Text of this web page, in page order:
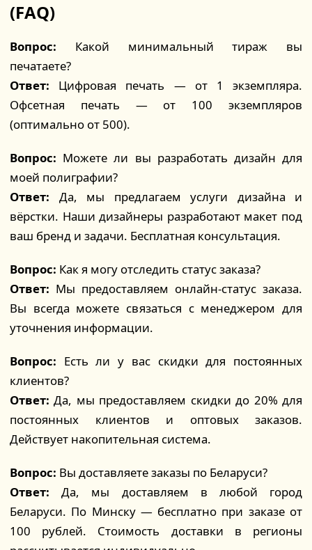
(FAQ)
Вопрос: Какой минимальный тираж вы
печатаете?
Ответ: Цифровая печать — от 1 экземпляра.
Офсетная печать — от 100 экземпляров
(оптимально от 500).
Вопрос: Можете ли вы разработать дизайн для
моей полиграфии?
Ответ: Да, мы предлагаем услуги дизайна и
вёрстки. Наши дизайнеры разработают макет под
ваш бренд и задачи. Бесплатная консультация.
Вопрос: Как я могу отследить статус заказа?
Ответ: Мы предоставляем онлайн-статус заказа.
Вы всегда можете связаться с менеджером для
уточнения информации.
Вопрос: Есть ли у вас скидки для постоянных
клиентов?
Ответ: Да, мы предоставляем скидки до 20% для
постоянных клиентов и оптовых заказов.
Действует накопительная система.
Вопрос: Вы доставляете заказы по Беларуси?
Ответ: Да, мы доставляем в любой город
Беларуси. По Минску — бесплатно при заказе от
100 рублей. Стоимость доставки в регионы